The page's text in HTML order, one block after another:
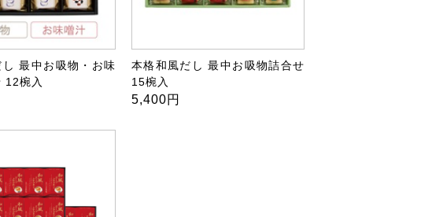
最中お吸物・お味
12椀入
本格和風だし 最中お吸物詰合せ
15椀入
5,400円